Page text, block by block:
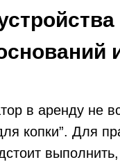
в аренду не
копки”. Для